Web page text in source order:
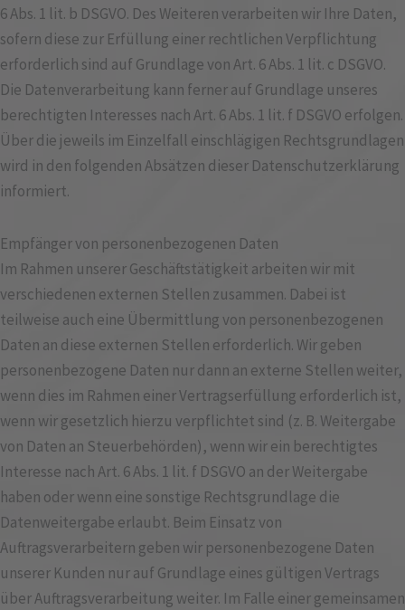
6 Abs. 1 lit. b DSGVO. Des Weiteren verarbeiten wir Ihre Daten,
sofern diese zur Erfüllung einer rechtlichen Verpflichtung
erforderlich sind auf Grundlage von Art. 6 Abs. 1 lit. c DSGVO.
Die Datenverarbeitung kann ferner auf Grundlage unseres
berechtigten Interesses nach Art. 6 Abs. 1 lit. f DSGVO erfolgen.
Über die jeweils im Einzelfall einschlägigen Rechtsgrundlagen
wird in den folgenden Absätzen dieser Datenschutzerklärung
informiert.
Empfänger von personenbezogenen Daten
Im Rahmen unserer Geschäftstätigkeit arbeiten wir mit
verschiedenen externen Stellen zusammen. Dabei ist
teilweise auch eine Übermittlung von personenbezogenen
Daten an diese externen Stellen erforderlich. Wir geben
personenbezogene Daten nur dann an externe Stellen weiter,
wenn dies im Rahmen einer Vertragserfüllung erforderlich ist,
wenn wir gesetzlich hierzu verpflichtet sind (z. B. Weitergabe
von Daten an Steuerbehörden), wenn wir ein berechtigtes
Interesse nach Art. 6 Abs. 1 lit. f DSGVO an der Weitergabe
haben oder wenn eine sonstige Rechtsgrundlage die
Datenweitergabe erlaubt. Beim Einsatz von
Auftragsverarbeitern geben wir personenbezogene Daten
unserer Kunden nur auf Grundlage eines gültigen Vertrags
über Auftragsverarbeitung weiter. Im Falle einer gemeinsamen